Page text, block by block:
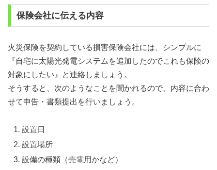
保険会社に伝える内容
火災保険を契約している損害保険会社には、シンプルに
『自宅に太陽光発電システムを追加したのでこれも保険の
対象にしたい』と連絡しましょう。
そうすると、次のようなことを聞かれるので、内容に合わ
せて申告・書類提出を行いましょう。
設置日
設置場所
設備の種類（売電用かなど）